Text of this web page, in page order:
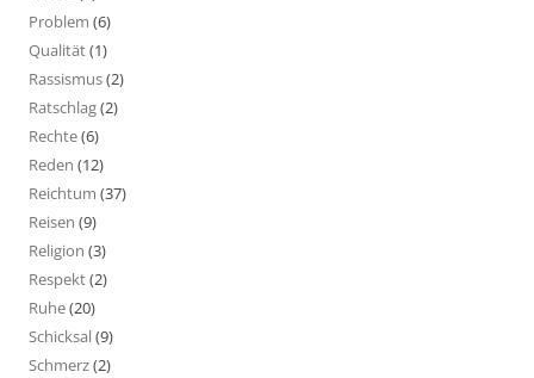
Problem (6)
Qualität(1)
Rassismus(2)
Ratschlag(2)
Rechte(6)
Reden (12)
Reichtum (37)
Reisen (9)
Religion (3)
Respekt(2)
Ruhe(20)
Schicksal(9)
Schmerz(2)